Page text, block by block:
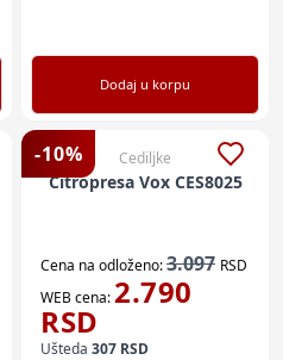
Dodaj u korpu
-10% Cediljke
Citropresa Vox CES8025
Cena na odloženo:3.097 RSD
WEB cena: 2.790
RSD
Ušteda 307 RSD